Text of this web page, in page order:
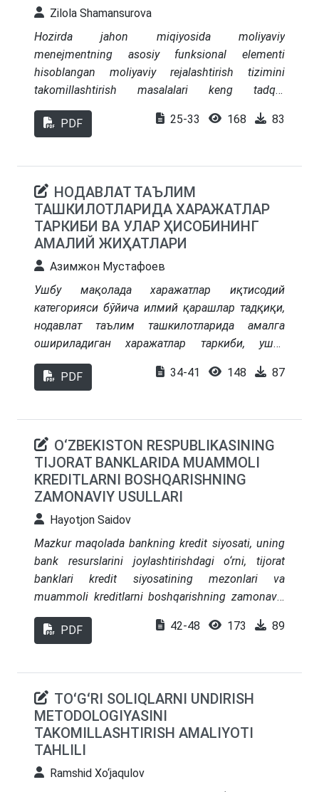
Zilola Shamansurova
Hozirda jahon miqiyosida moliyaviy
menejmentning asosiy funksional elementi
hisoblangan moliyaviy rejalashtirish tizimini
takomillashtirish masalalari keng tadqiq
etilmoqda. Xususan, global pandemiya sharoitida
tashqi bozorlardagi o‘zgaruvchan muhitga tez
maqsadli izlanishlar olib borilmoqda. Shuningdek,
moliyaviy menejmentning asosiy funksional
elementlaridan biri kompaniyalar moliyaviy-xo‘jalik
faoliyatini kompleks baholashning keng
ko‘rsatkichlar arsenalini mujassamlashtiruvchi
moliyaviy diagnostikaning tashkiliy arxitekturasini
takomillashtirishga e’tibor qaratilmoqda.
PDF 25-33 168 83
НОДАВЛАТ ТАЪЛИМ
ТАШКИЛОТЛАРИДА ХАРАЖАТЛАР
ТАРКИБИ ВА УЛАР ҲИСОБИНИНГ
АМАЛИЙ ЖИҲАТЛАРИ
Азимжон Мустафоев
Ушбу мақолада харажатлар иқтисодий
категорияси бўйича илмий қарашлар тадқиқи,
нодавлат таълим ташкилотларида амалга
ошириладиган харажатлар таркиби, ушбу
харажатларни бевосита ва билвосита
харажатларга таснифлаш орқали харажатлар
амалга оширилган харажатларни бухгалтерия
ҳисобида акс эттиришга оид илмий таклиф ва
тавсиялар ўрин олган.
PDF 34-41 148 87
O‘ZBEKISTON RESPUBLIKASINING
TIJORAT BANKLARIDA MUAMMOLI
KREDITLARNI BOSHQARISHNING
ZAMONAVIY USULLARI
Hayotjon Saidov
Mazkur maqolada bankning kredit siyosati, uning
bank resurslarini joylashtirishdagi o‘rni, tijorat
banklari kredit siyosatining mezonlari va
muammoli kreditlarni boshqarishning zamonaviy
usullari haqida so‘z boradi. Shuningdek, maqola
davomida tijorat banki kredit portfeli, uning
PDF 42-48 173 89
TOʻGʻRI SOLIQLARNI UNDIRISH
METODOLOGIYASINI
TAKOMILLASHTIRISH AMALIYΟTI
TAHLILI
Ramshid Xo‘jaqulov